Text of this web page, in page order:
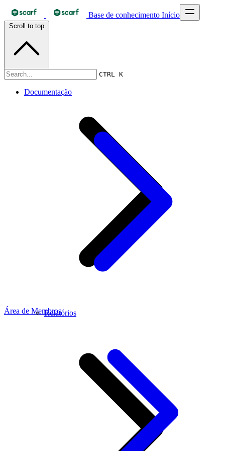
Base de conhecimento Início
CTRL K
Documentação
Relatórios
Scroll to top
Documentação
Área de Membros